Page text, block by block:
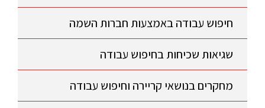
חיפוש עבודה באמצעות חברות השמה
שגיאות שכיחות בחיפוש עבודה
מחקרים בנושאי קריירה וחיפוש עבודה